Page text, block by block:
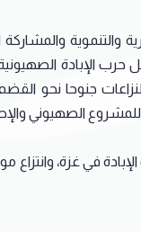
والمشاركة
حرب الإبادة
جنوحا نحو
الصهيوني
في غزة، وانتزاع